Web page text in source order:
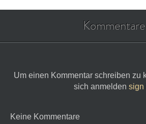
Kommentare
Um einen Kommentar schreiben zu
sich anmelden sign
Keine Kommentare